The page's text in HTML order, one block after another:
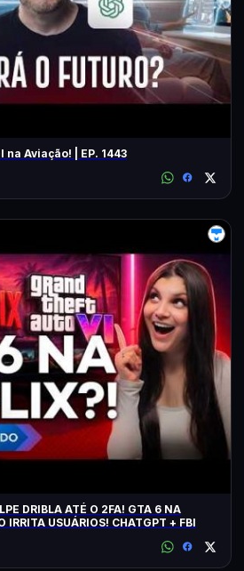
Aviação! | EP. 1443
DRIBLA ATÉ O 2FA! GTA 6 NA
IRRITA USUÁRIOS! CHATGPT + FBI